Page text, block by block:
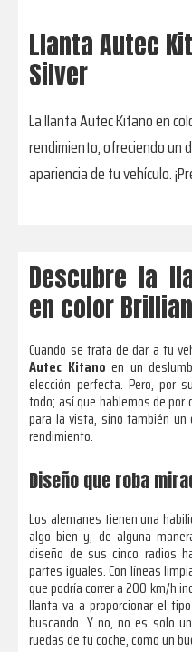
Llanta Autec
Silver
La llanta Autec Kitano en
rendimiento, ofreciendo un
apariencia de tu vehículo.
Descubre la
en color
Cuando se trata de dar a tu
Autec Kitano en un
elección perfecta. Pero, por
todo; así que hablemos de
para la vista, sino también un
rendimiento.
Diseño que roba
Los alemanes tienen una
algo bien y, de alguna
diseño de sus cinco radios
partes iguales. Con líneas
que podría correr a 200 km/h
llanta va a proporcionar el
buscando. Y no, no es solo
ruedas de tu coche, como un